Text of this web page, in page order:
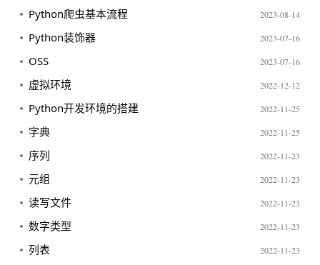
Python爬虫基本流程 2023-08-14
Python装饰器 2023-07-16
OSS 2023-07-16
虚拟环境 2022-12-12
Python开发环境的搭建 2022-11-25
字典 2022-11-25
序列 2022-11-23
元组 2022-11-23
读写文件 2022-11-23
数字类型 2022-11-23
列表 2022-11-23